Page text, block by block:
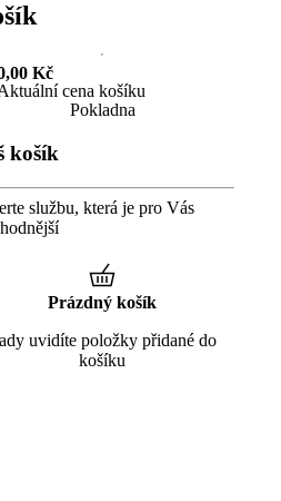
KčAktuální cena košíku
Kč
cena košíku
Pokladna
košík
službu, která je pro Vás
Prázdný košík
uvidíte položky přidané do
košíku